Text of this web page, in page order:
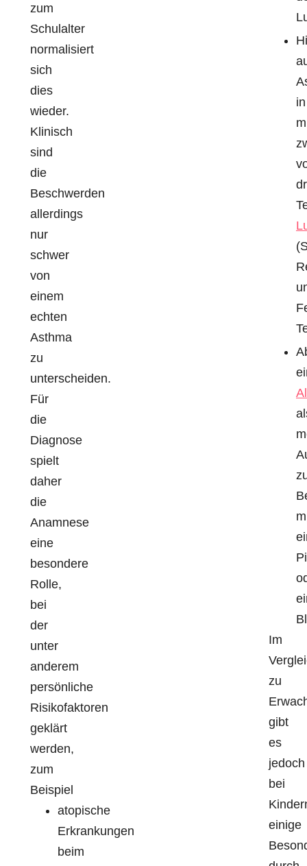
zum
Schulalter
normalisiert
sich
dies
wieder.
Klinisch
sind
die
Beschwerden
allerdings
nur
schwer
von
einem
echten
Asthma
zu
unterscheiden.
Für
die
Diagnose
spielt
daher
die
Anamnese
eine
besondere
Rolle,
bei
der
unter
anderem
persönliche
Risikofaktoren
geklärt
werden,
zum
Beispiel
atopische
Erkrankungen
beim
in
Im
zu
gibt
es
jedoch
bei
einige